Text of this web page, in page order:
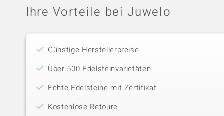
Ihre Vorteile bei Juwelo
Günstige Herstellerpreise
Über 500 Edelsteinvarietäten
Echte Edelsteine mit Zertifikat
Kostenlose Retoure